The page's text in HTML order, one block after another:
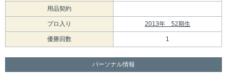
用品契約
プロ入り 2013年 52期生
優勝回数 1
パーソナル情報